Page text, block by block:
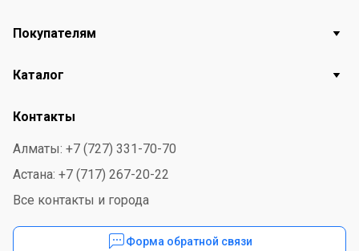
Покупателям
Каталог
Контакты
Алматы: +7 (727) 331-70-70
Астана: +7 (717) 267-20-22
Все контакты и города
Форма обратной связи